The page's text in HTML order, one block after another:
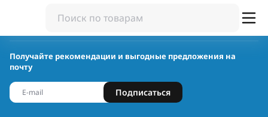
Получайте рекомендации и выгодные предложения на
почту
Подписаться